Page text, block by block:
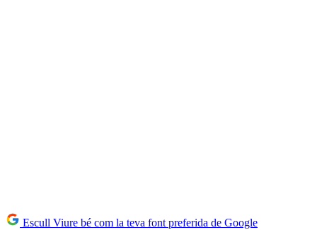
Escull Viure bé com la teva font preferida de Google